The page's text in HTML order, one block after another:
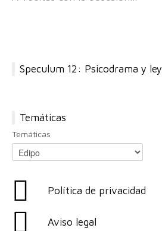
Speculum 12: Psicodrama y ley
Temáticas
Temáticas
Política de privacidad
Aviso legal